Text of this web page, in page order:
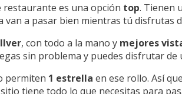
restaurante es una opción top. Tienen
van a pasar bien mientras tú disfrutas
, con todo a la mano y mejores
sin problema y puedes disfrutar
permiten 1 estrella en ese rollo. Así
tiene todo lo que necesitas para